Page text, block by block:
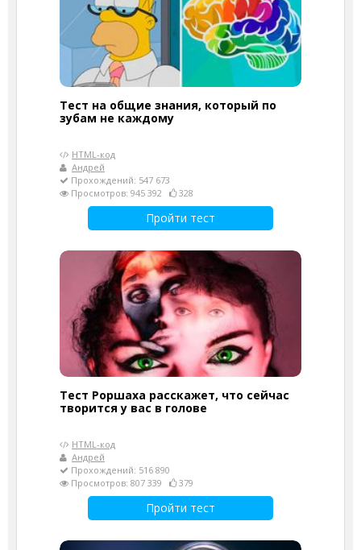
Тест на общие знания, который по
зубам не каждому
HTML-код
Андрей
Прохождений: 547 673
Просмотров: 945 392
328
Пройти тест
Тест Роршаха расскажет, что сейчас
творится у вас в голове
HTML-код
Андрей
Прохождений: 516 890
Просмотров: 807 339
379
Пройти тест